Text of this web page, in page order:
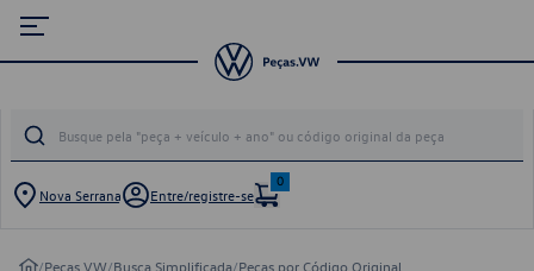
Nova Serrana Entre/registre-se
0
/Peças VW/Busca Simplificada/Peças por Código Original